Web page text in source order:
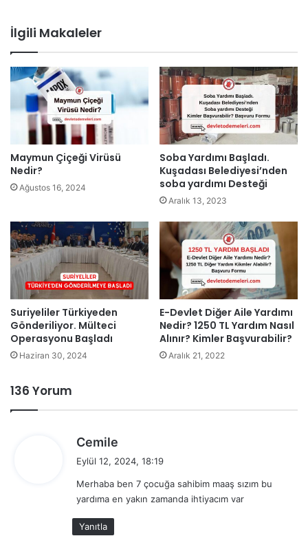
İlgili Makaleler
Maymun Çiçeği Virüsü
Nedir?
Ağustos 16, 2024
Soba Yardımı Başladı.
Kuşadası Belediyesi’nden
soba yardımı Desteği
Aralık 13, 2023
Suriyeliler Türkiyeden
Gönderiliyor. Mülteci
Operasyonu Başladı
Haziran 30, 2024
E-Devlet Diğer Aile Yardımı
Nedir? 1250 TL Yardım Nasıl
Alınır? Kimler Başvurabilir?
Aralık 21, 2022
136 Yorum
Cemile
e
i
k
Eylül 12, 2024, 18:19
Merhaba ben 7 çocuğa sahibim maaş sızım bu
yardıma en yakın zamanda ihtiyacım var
Yanıtla